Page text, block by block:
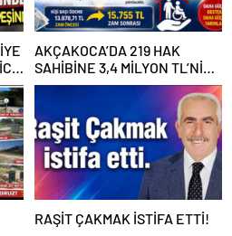
AKÇAKOCA’DA 219 HAK
SAHİBİNE 3,4 MİLYON TL’NİN
ÜZERİNDE DESTEK
RAŞİT ÇAKMAK İSTİFA ETTİ!